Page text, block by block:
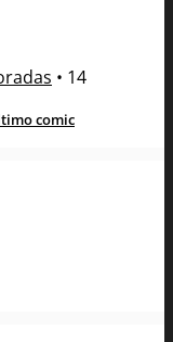
• 14
comic